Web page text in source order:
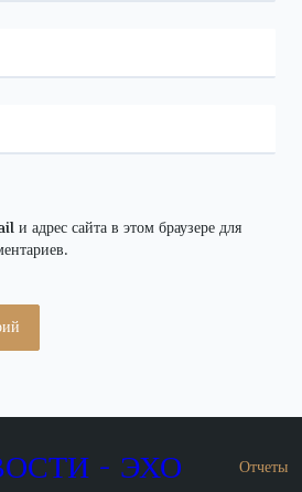
адрес сайта в этом браузере для
- ЭХО
Отчеты